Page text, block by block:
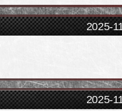
2025-
2025-